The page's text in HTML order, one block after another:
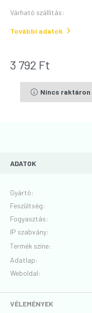
Várható szállítás:
További adatok
3 792 Ft
Nincs raktáron
ADATOK
Gyártó:
Feszültség:
Fogyasztás:
IP szabvány:
Termék színe:
Adatlap:
Weboldal:
VÉLEMÉNYEK